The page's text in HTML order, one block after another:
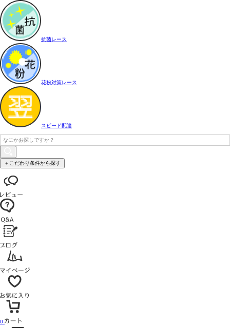
抗菌レース
花粉対策レース
スピード配達
＋こだわり条件から探す
0